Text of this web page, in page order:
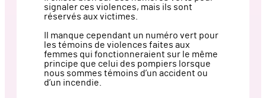
signaler ces violences, mais ils sont
réservés aux victimes.
Il manque cependant un numéro vert pour
les témoins de violences faites aux
femmes qui fonctionneraient sur le même
principe que celui des pompiers lorsque
nous sommes témoins d’un accident ou
d’un incendie.